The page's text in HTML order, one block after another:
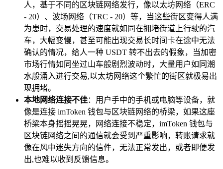
人，基于不同的区块链网络发行，像以太坊网络（ERC
- 20）、波场网络（TRC - 20）等，当这些街区变得人满
为患时，交易处理的速度就如同在拥堵街道上行驶的汽
车，大幅变慢，甚至可能出现交易长时间卡在途中无法
确认的情况，给人一种 USDT 转不出去的假象，当加密
市场行情如同坐过山车般剧烈波动时，大量用户如同潮
水般涌入进行交易,以太坊网络这个繁忙的街区就极易出
现拥堵。
本地网络连接不佳：用户手中的手机或电脑等设备，就
像是连接 imToken 钱包与区块链网络的桥梁，如果这座
桥梁本身摇摇晃晃，网络连接不稳定，imToken 钱包与
区块链网络之间的通信就会受到严重影响，转账请求就
像在风中迷失方向的信件，无法正常发出，或者即便发
出,也难以收到反馈信息。